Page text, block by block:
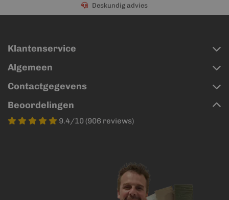
Deskundig advies
Klantenservice
Algemeen
Contactgegevens
Beoordelingen
9.4/10 (906 reviews)